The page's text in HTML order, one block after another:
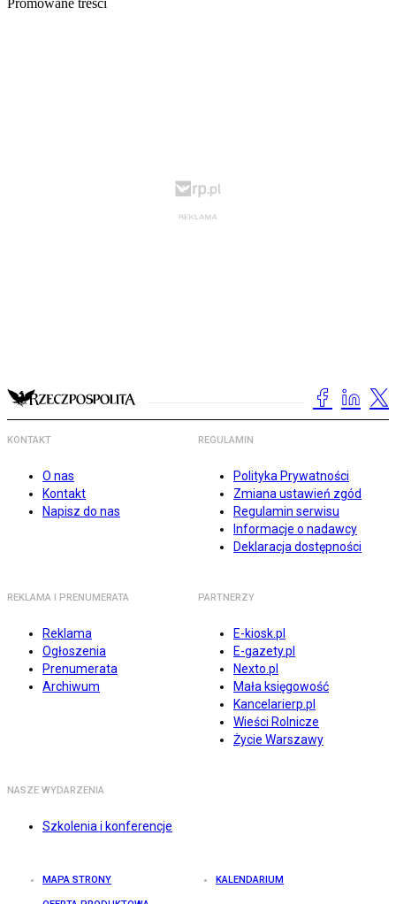
Promowane treści
KONTAKT
O nas
Kontakt
Napisz do nas
REGULAMIN
Polityka Prywatności
Zmiana ustawień zgód
Regulamin serwisu
Informacje o nadawcy
Deklaracja dostępności
REKLAMA I PRENUMERATA
Reklama
Ogłoszenia
Prenumerata
Archiwum
PARTNERZY
E-kiosk.pl
E-gazety.pl
Nexto.pl
Mała księgowość
Kancelarierp.pl
Wieści Rolnicze
Życie Warszawy
NASZE WYDARZENIA
Szkolenia i konferencje
MAPA STRONY KALENDARIUM